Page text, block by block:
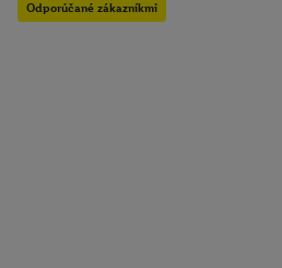
Odporúčané zákazníkmi